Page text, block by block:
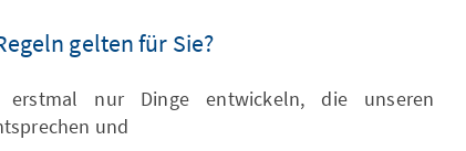
gelten für Sie?
nur Dinge entwickeln, die unseren
und